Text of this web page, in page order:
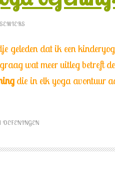
geleden dat ik een
wat meer uitleg betreft de
die in elk yoga avontuur
OEFENINGEN